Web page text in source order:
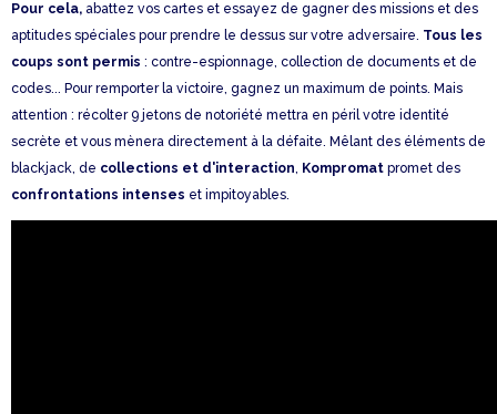
Pour cela, abattez vos cartes et essayez de gagner des missions et des
aptitudes spéciales pour prendre le dessus sur votre adversaire. Tous les
coups sont permis : contre-espionnage, collection de documents et de
codes... Pour remporter la victoire, gagnez un maximum de points. Mais
attention : récolter 9 jetons de notoriété mettra en péril votre identité
secrète et vous mènera directement à la défaite. Mêlant des éléments de
blackjack, de collections et d'interaction, Kompromat promet des
confrontations intenses et impitoyables.